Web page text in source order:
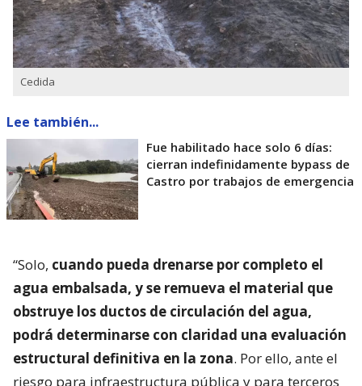
Cedida
Lee también...
Fue habilitado hace solo 6 días:
cierran indefinidamente bypass de
Castro por trabajos de emergencia
“Solo, cuando pueda drenarse por completo el
agua embalsada, y se remueva el material que
obstruye los ductos de circulación del agua,
podrá determinarse con claridad una evaluación
estructural definitiva en la zona. Por ello, ante el
riesgo para infraestructura pública y para terceros